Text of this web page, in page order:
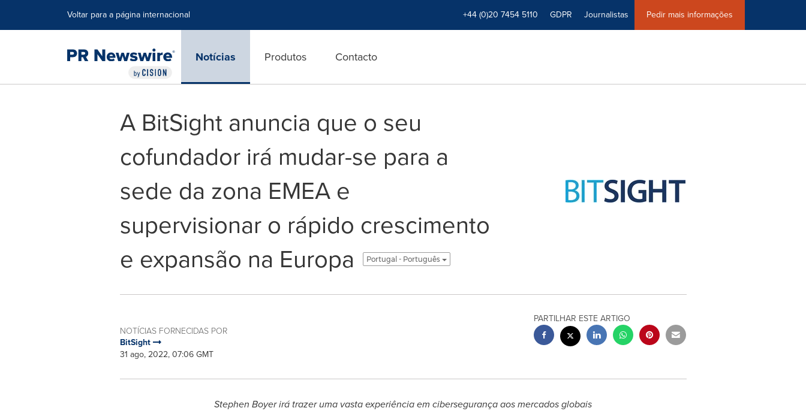
Voltar para a página internacional +44 (0)20 7454 5110 GDPR Journalistas Pedir mais informações
Notícias Produtos Contacto
A BitSight anuncia que o seu
cofundador irá mudar-se para a
sede da zona EMEA e
supervisionar o rápido crescimento
e expansão na Europa
Portugal - Português
NOTÍCIAS FORNECIDAS POR
BitSight
31 ago, 2022, 07:06 GMT
PARTILHAR ESTE ARTIGO
Stephen Boyerirá trazer uma vasta experiência em cibersegurança aos mercados globais